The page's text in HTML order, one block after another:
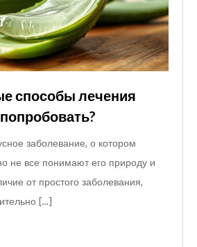
способы лечения
заболевание, о котором
не все понимают его природу и
от простого заболевания,
[…]